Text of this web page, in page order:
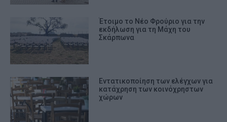
Έτοιμο το Νέο Φρούριο για την
εκδήλωση για τη Μάχη του
Σκάρπωνα
Εντατικοποίηση των ελέγχων για
κατάχρηση των κοινόχρηστων
χώρων